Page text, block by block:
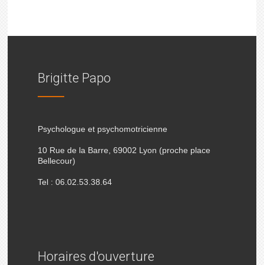
Brigitte Papo
Psychologue et psychomotricienne
10 Rue de la Barre, 69002 Lyon (proche place
Bellecour)
Tel : 06.02.53.38.64
Horaires d'ouverture